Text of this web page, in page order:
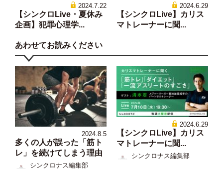
2024.7.22
【シンクロLive・夏休み
企画】犯罪心理学...
2024.6.29
【シンクロLive】カリス
マトレーナーに聞...
あわせてお読みください
2024.8.5
多くの人が誤った「筋ト
レ」を続けてしまう理由
シンクロナス編集部
2024.6.29
【シンクロLive】カリス
マトレーナーに聞...
シンクロナス編集部